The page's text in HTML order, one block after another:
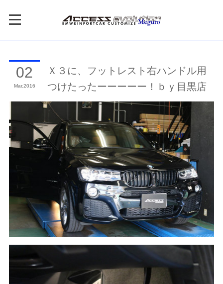
02
Mar 2016
Ｘ３に、フットレスト右ハンドル用
つけたったーーーーー！ｂｙ目黒店